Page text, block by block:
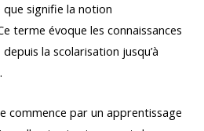
que signifie la notion
terme évoque les connaissances
la scolarisation jusqu’à
commence par un apprentissage